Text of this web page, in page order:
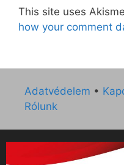
This site uses
how your comment
Adatvédelem •
Rólunk